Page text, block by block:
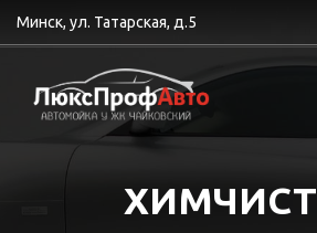
Минск, ул. Татарская, д.5